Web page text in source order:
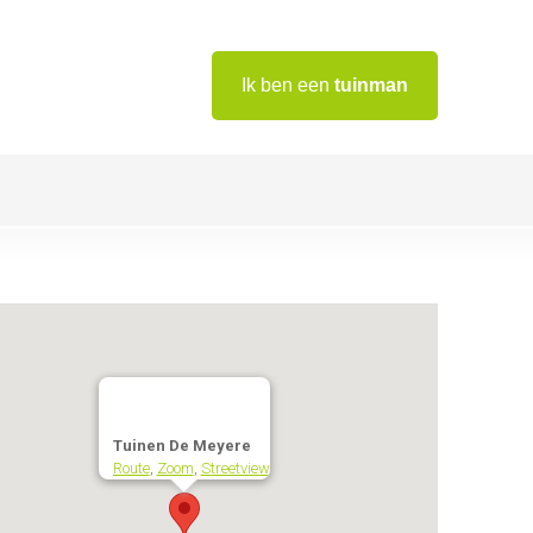
Ik ben een tuinman
Tuinen De Meyere
Route, Zoom Streetview